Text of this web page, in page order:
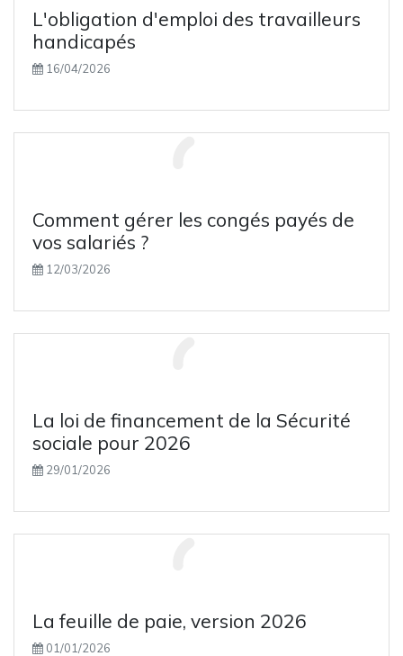
Valeur acquise par une suite de versements
Calcul du versement périodique
Calcul du taux
Calcul des loyers (constants)
Absences et congés du salarié
Correspondance jours ouvrés/jours ouvrables
Seuil de rentabilité (estimation rapide)
L'obligation d'emploi des travailleurs
handicapés
16/04/2026
Comment gérer les congés payés de
vos salariés ?
12/03/2026
La loi de financement de la Sécurité
sociale pour 2026
29/01/2026
La feuille de paie, version 2026
01/01/2026